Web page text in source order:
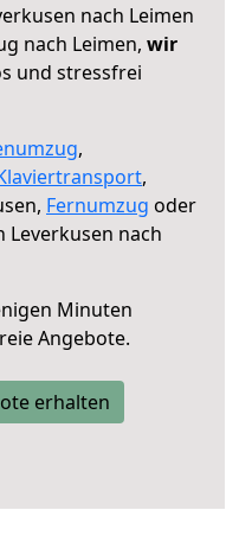
nach Leimen
nach Leimen, wir
und stressfrei
,
,
Fernumzug oder
Leverkusen nach
Minuten
Angebote.
erhalten